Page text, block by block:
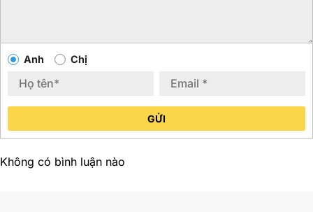
Anh Chị
GỬI
Không có bình luận nào